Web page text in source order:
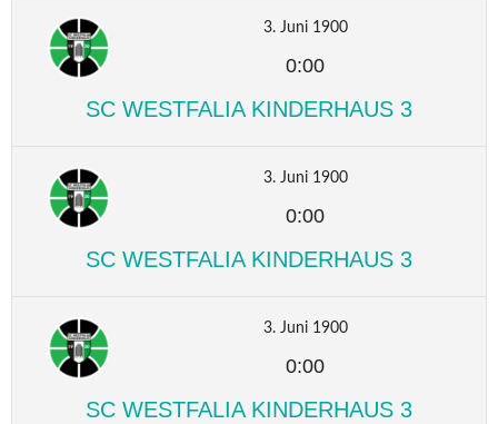
3. Juni 1900
0:00
SC WESTFALIA KINDERHAUS 3
3. Juni 1900
0:00
SC WESTFALIA KINDERHAUS 3
3. Juni 1900
0:00
SC WESTFALIA KINDERHAUS 3